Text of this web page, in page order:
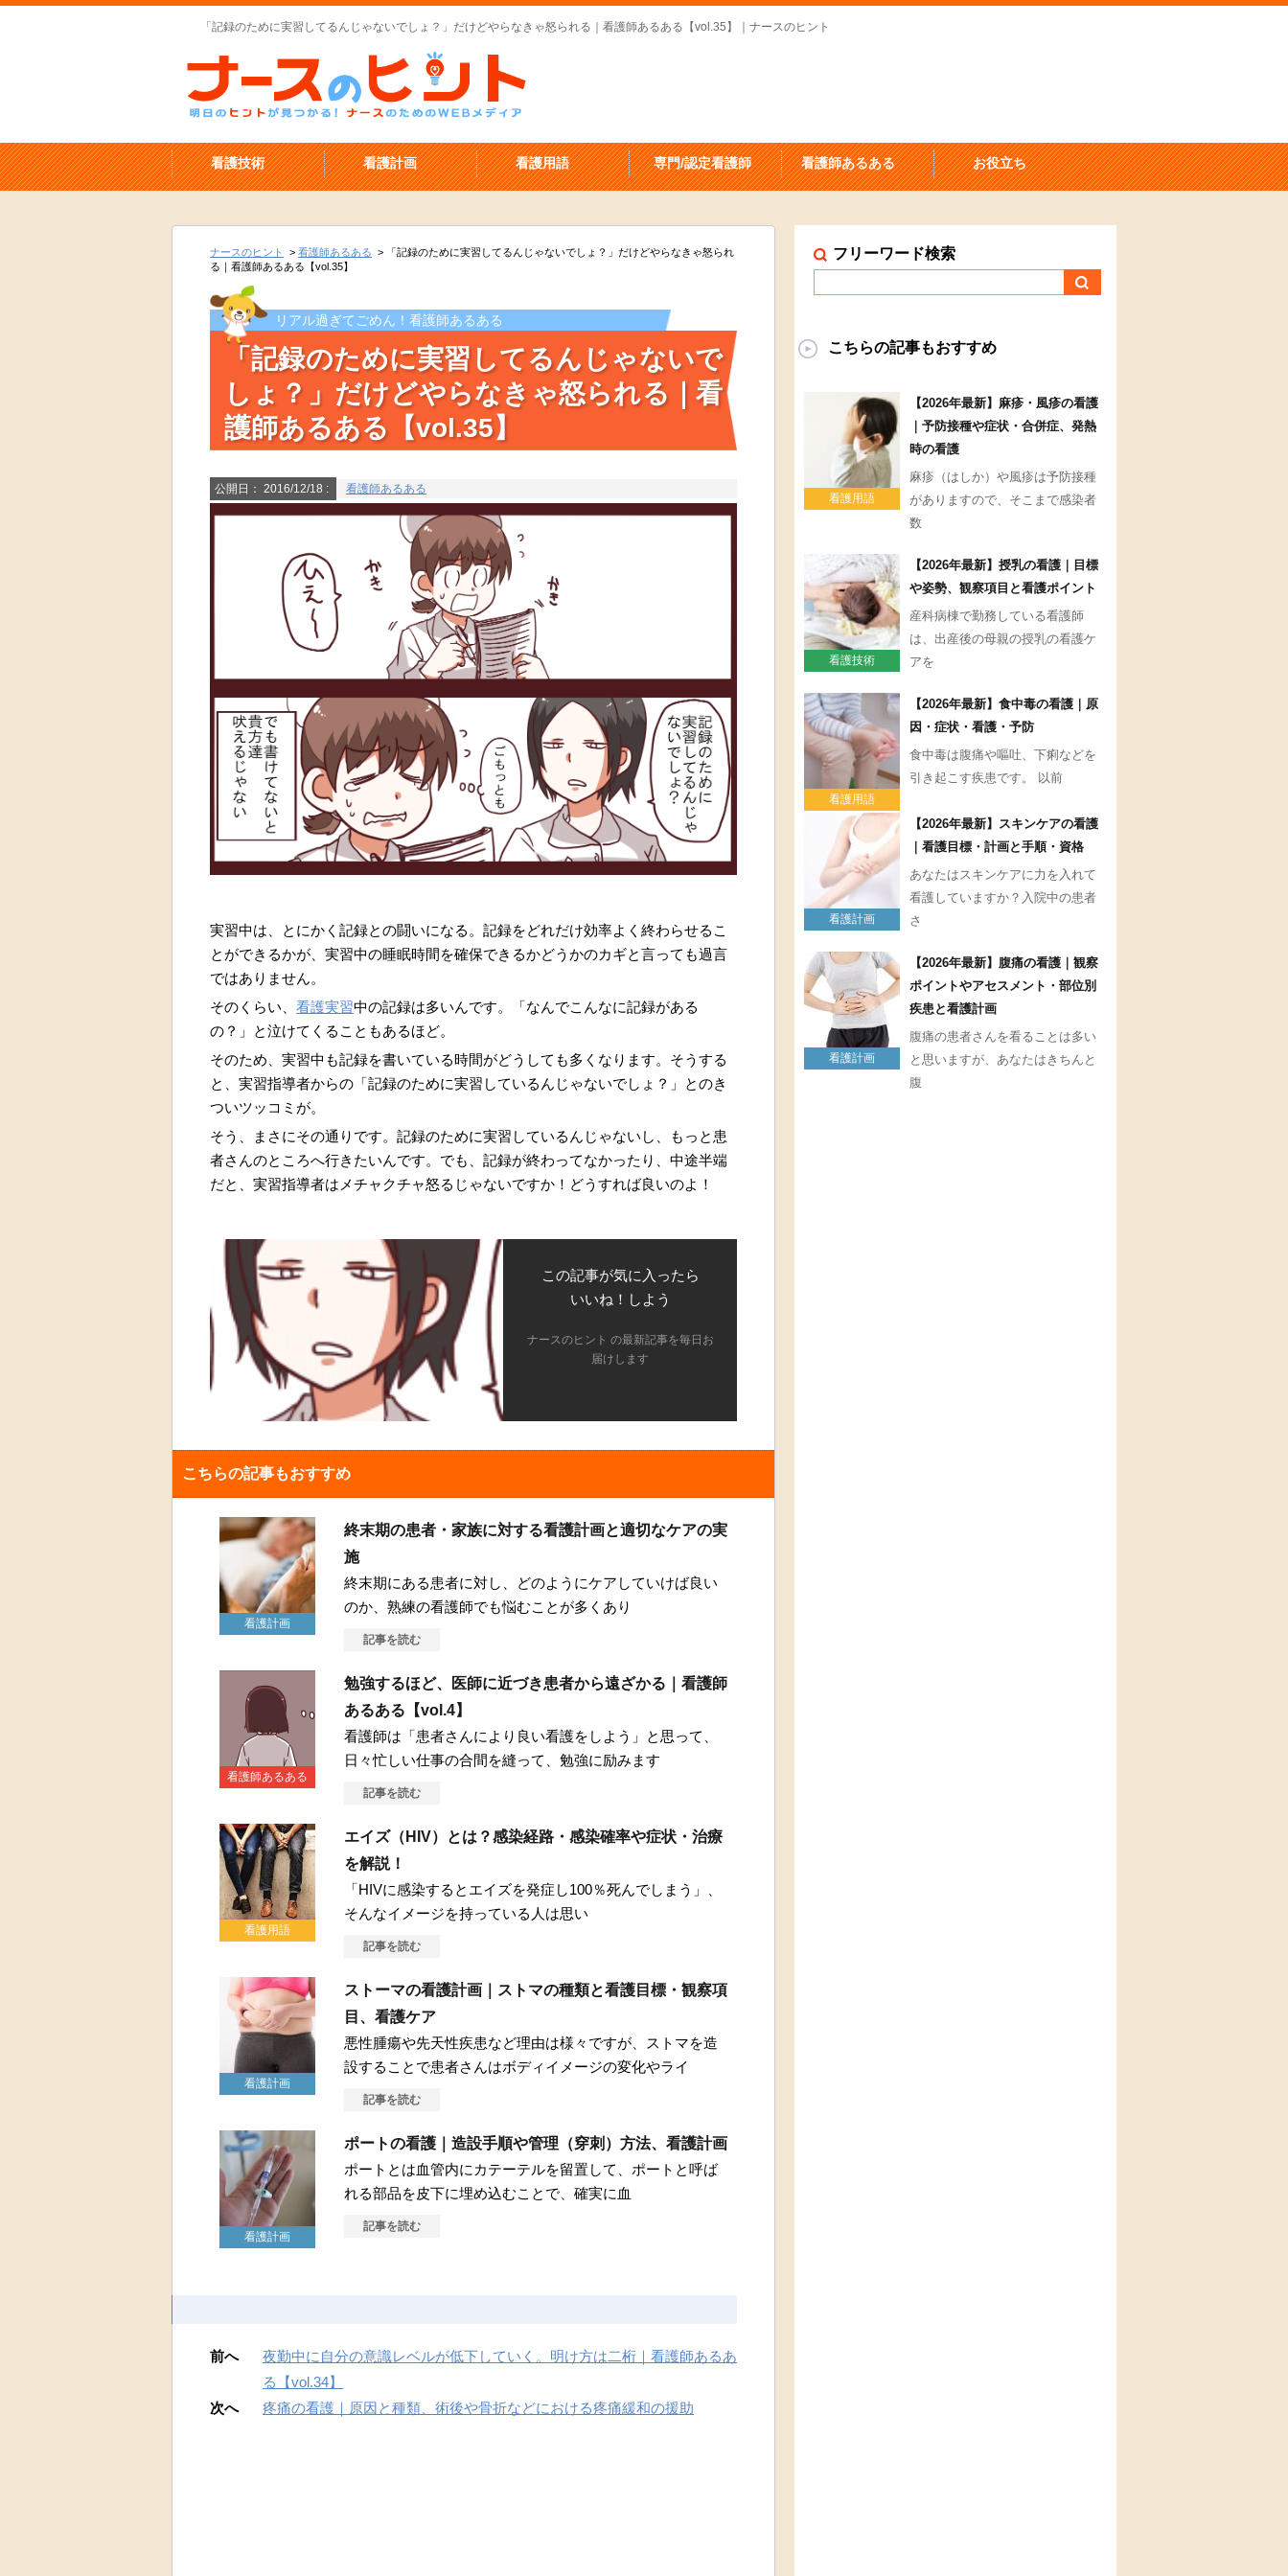
「記録のために実習してるんじゃないでしょ？」だけどやらなきゃ怒られる｜看護師あるある【vol.35】｜ナースのヒント
看護技術 看護計画 看護用語 専門/認定看護師 看護師あるある お役立ち
ナースのヒント > 看護師あるある >
「記録のために実習してるんじゃないでしょ？」だけどやらなきゃ怒られ
る｜看護師あるある【vol.35】
リアル過ぎてごめん！看護師あるある
「記録のために実習してるんじゃないで
しょ？」だけどやらなきゃ怒られる｜看
護師あるある【vol.35】
公開日： 2016/12/18 : 看護師あるある
実習中は、とにかく記録との闘いになる。記録をどれだけ効率よく終わらせるこ
とができるかが、実習中の睡眠時間を確保できるかどうかのカギと言っても過言
ではありません。
そのくらい、 看護実習中の記録は多いんです。「なんでこんなに記録がある
の？」と泣けてくることもあるほど。
そのため、実習中も記録を書いている時間がどうしても多くなります。そうする
と、実習指導者からの「記録のために実習しているんじゃないでしょ？」とのき
ついツッコミが。
そう、まさにその通りです。記録のために実習しているんじゃないし、もっと患
者さんのところへ行きたいんです。でも、記録が終わってなかったり、中途半端
だと、実習指導者はメチャクチャ怒るじゃないですか！どうすれば良いのよ！
この記事が気に入ったら
いいね！しよう
ナースのヒント の最新記事を毎日お
届けします
こちらの記事もおすすめ
看護計画
終末期の患者・家族に対する看護計画と適切なケアの実
施
終末期にある患者に対し、どのようにケアしていけば良い
のか、熟練の看護師でも悩むことが多くあり
記事を読む
看護師あるある
勉強するほど、医師に近づき患者から遠ざかる｜看護師
あるある【vol.4】
看護師は「患者さんにより良い看護をしよう」と思って、
日々忙しい仕事の合間を縫って、勉強に励みます
記事を読む
看護用語
エイズ（HIV）とは？感染経路・感染確率や症状・治療
を解説！
「HIVに感染するとエイズを発症し100％死んでしまう」、
そんなイメージを持っている人は思い
記事を読む
看護計画
ストーマの看護計画｜ストマの種類と看護目標・観察項
目、看護ケア
悪性腫瘍や先天性疾患など理由は様々ですが、ストマを造
設することで患者さんはボディイメージの変化やライ
記事を読む
看護計画
ポートの看護｜造設手順や管理（穿刺）方法、看護計画
ポートとは血管内にカテーテルを留置して、ポートと呼ば
れる部品を皮下に埋め込むことで、確実に血
記事を読む
前へ
夜勤中に自分の意識レベルが低下していく。明け方は二桁｜看護師あるあ
る【vol.34】
次へ
疼痛の看護｜原因と種類、術後や骨折などにおける疼痛緩和の援助
フリーワード検索
こちらの記事もおすすめ
看護用語
【2026年最新】麻疹・風疹の看護
｜予防接種や症状・合併症、発熱
時の看護
麻疹（はしか）や風疹は予防接種
がありますので、そこまで感染者
数
看護技術
【2026年最新】授乳の看護｜目標
や姿勢、観察項目と看護ポイント
産科病棟で勤務している看護師
は、出産後の母親の授乳の看護ケ
アを
看護用語
【2026年最新】食中毒の看護｜原
因・症状・看護・予防
食中毒は腹痛や嘔吐、下痢などを
引き起こす疾患です。 以前
看護計画
【2026年最新】スキンケアの看護
｜看護目標・計画と手順・資格
あなたはスキンケアに力を入れて
看護していますか？入院中の患者
さ
看護計画
【2026年最新】腹痛の看護｜観察
ポイントやアセスメント・部位別
疾患と看護計画
腹痛の患者さんを看ることは多い
と思いますが、あなたはきちんと
腹